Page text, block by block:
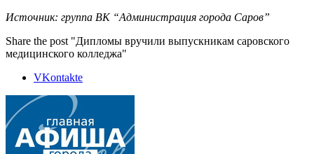
Источник: группа ВК “Администрация города Саров”
Share the post "Дипломы вручили выпускникам саровского
медицинского колледжа"
VKontakte